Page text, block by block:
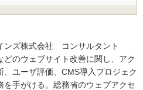
ンズ株式会社 コンサルタント
どのウェブサイト改善に関し、アク
、ユーザ評価、CMS導入プロジェク
を手がける。総務省のウェブアクセ